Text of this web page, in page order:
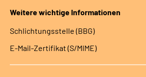
Weitere wichtige Informationen
Schlichtungsstelle (BBG)
E-Mail-Zertifikat (S/MIME)